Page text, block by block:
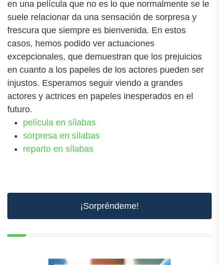
en una película que no es lo que normalmente se le
suele relacionar da una sensación de sorpresa y
frescura que siempre es bienvenida. En estos
casos, hemos podido ver actuaciones
excepcionales, que demuestran que los prejuicios
en cuanto a los papeles de los actores pueden ser
injustos. Esperamos seguir viendo a grandes
actores y actrices en papeles inesperados en el
futuro.
película en sílabas
sorpresa en sílabas
reparto en sílabas
¡Sorpréndeme!